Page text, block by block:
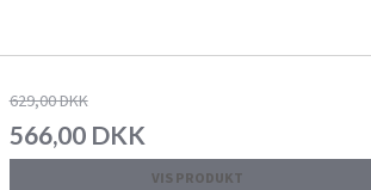
629,00 DKK
566,00 DKK
VIS PRODUKT